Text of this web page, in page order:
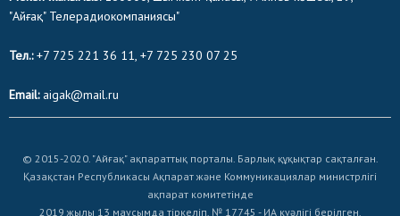
"Айғақ" Телерадиокомпаниясы"
Тел.:+7 725 221 36 11, +7 725 230 07 25
Email:aigak@mail.ru
© 2015-2020. "Айғақ" ақпараттық порталы. Барлық құқықтар сақталған.
Қазақстан Республикасы Ақпарат және Коммуникациялар министрлігі
ақпарат комитетінде
2019 жылы 13 маусымда тіркеліп, № 17745 - ИА куәлігі берілген.